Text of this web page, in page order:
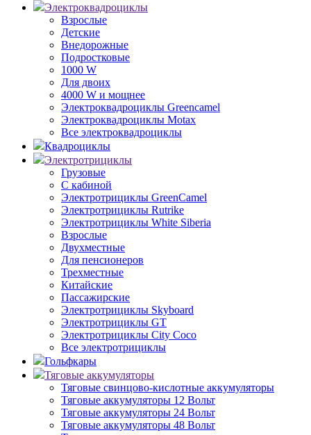
Электроквадроциклы
Взрослые
Детские
Внедорожные
Подростковые
1000 W
Для двоих
4000 W и мощнее
Электроквадроциклы Greencamel
Электроквадроциклы Motax
Все электроквадроциклы
Квадроциклы
Электротрициклы
Грузовые
С кабиной
Электротрициклы GreenCamel
Электротрициклы Rutrike
Электротрициклы White Siberia
Взрослые
Двухместные
Для пенсионеров
Трехместные
Китайские
Пассажирские
Электротрициклы Skyboard
Электротрициклы GT
Электротрициклы City Coco
Все электротрициклы
Гольфкары
Тяговые аккумуляторы
Тяговые свинцово-кислотные аккумуляторы
Тяговые аккумуляторы 12 Вольт
Тяговые аккумуляторы 24 Вольт
Тяговые аккумуляторы 48 Вольт